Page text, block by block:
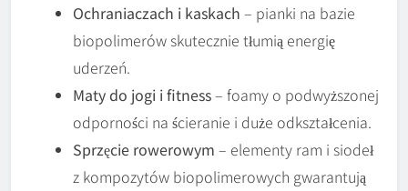
Ochraniaczach i kaskach – pianki na bazie
biopolimerów skutecznie tłumią energię
uderzeń.
Maty do jogi i fitness– foamy o podwyższonej
odporności na ścieranie i duże odkształcenia.
Sprzęcie rowerowym – elementy ram i siodeł
z kompozytów biopolimerowych gwarantują